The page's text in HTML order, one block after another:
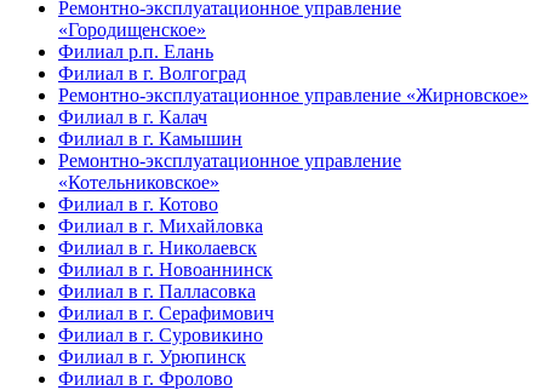
Ремонтно-эксплуатационное управление
«Городищенское»
Филиал р.п. Елань
Филиал в г. Волгоград
Ремонтно-эксплуатационное управление «Жирновское»
Филиал в г. Калач
Филиал в г. Камышин
Ремонтно-эксплуатационное управление
«Котельниковское»
Филиал в г. Котово
Филиал в г. Михайловка
Филиал в г. Николаевск
Филиал в г. Новоаннинск
Филиал в г. Палласовка
Филиал в г. Серафимович
Филиал в г. Суровикино
Филиал в г. Урюпинск
Филиал в г. Фролово